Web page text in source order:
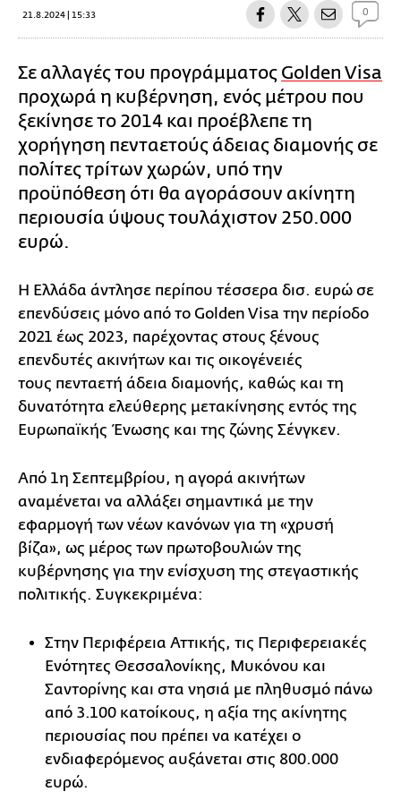
21.8.2024 | 15:33 0
Σε αλλαγές του προγράμματος Golden Visa
προχωρά η κυβέρνηση, ενός μέτρου που
ξεκίνησε το 2014 και προέβλεπε τη
χορήγηση πενταετούς άδειας διαμονής σε
πολίτες τρίτων χωρών, υπό την
προϋπόθεση ότι θα αγοράσουν ακίνητη
περιουσία ύψους τουλάχιστον 250.000
ευρώ.
Η Ελλάδα άντλησε περίπου τέσσερα δισ. ευρώ σε
επενδύσεις μόνο από το Golden Visa την περίοδο
2021 έως 2023, παρέχοντας στους ξένους
επενδυτές ακινήτων και τις οικογένειές
τους πενταετή άδεια διαμονής, καθώς και τη
δυνατότητα ελεύθερης μετακίνησης εντός της
Ευρωπαϊκής Ένωσης και της ζώνης Σένγκεν.
Aπό 1η Σεπτεμβρίου, η αγορά ακινήτων
αναμένεται να αλλάξει σημαντικά με την
εφαρμογή των νέων κανόνων για τη «χρυσή
βίζα», ως μέρος των πρωτοβουλιών της
κυβέρνησης για την ενίσχυση της στεγαστικής
πολιτικής. Συγκεκριμένα:
Στην Περιφέρεια Αττικής, τις Περιφερειακές
Ενότητες Θεσσαλονίκης, Μυκόνου και
Σαντορίνης και στα νησιά με πληθυσμό πάνω
από 3.100 κατοίκους, η αξία της ακίνητης
περιουσίας που πρέπει να κατέχει ο
ενδιαφερόμενος αυξάνεται στις 800.000
ευρώ.